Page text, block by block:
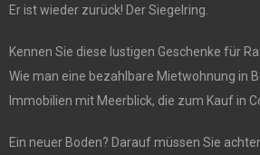
Er ist wieder zurück! Der Siegelring.
Kennen Sie diese lustigen Geschenke für
Wie man eine bezahlbare Mietwohnung in
Immobilien mit Meerblick, die zum Kauf in
Ein neuer Boden? Darauf müssen Sie